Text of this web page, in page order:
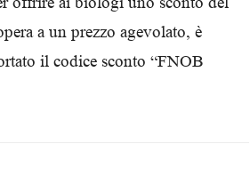
a un prezzo agevolato, è
il codice sconto “FNOB